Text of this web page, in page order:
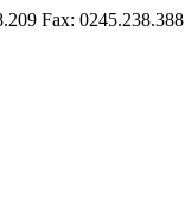
Fax: 0245.238.388